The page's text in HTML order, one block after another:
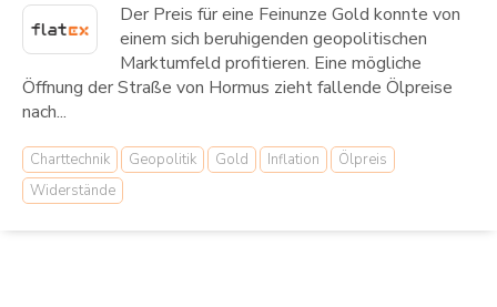
Der Preis für eine Feinunze Gold konnte von
einem sich beruhigenden geopolitischen
Marktumfeld profitieren. Eine mögliche
Öffnung der Straße von Hormus zieht fallende Ölpreise
nach...
Charttechnik Geopolitik Gold Inflation
Ölpreis
Widerstände